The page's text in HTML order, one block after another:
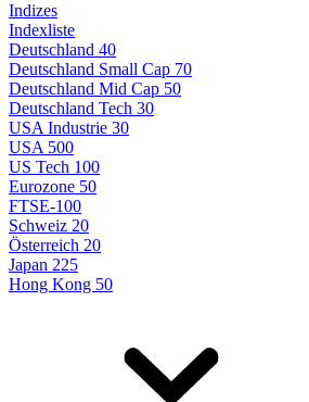
Indizes
Indexliste
Deutschland 40
Deutschland Small Cap 70
Deutschland Mid Cap 50
Deutschland Tech 30
USA Industrie 30
USA 500
US Tech 100
Eurozone 50
FTSE-100
Schweiz 20
Österreich 20
Japan 225
Hong Kong 50